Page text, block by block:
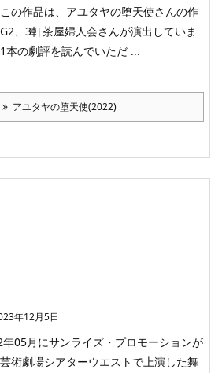
の作品は、アユタヤの堕天使さんの作
、3軒茶屋婦人会さんが演出していま
本の劇評を読んでいただ ...
アユタヤの堕天使(2022)
年12月5日
05月にサンライズ・プロモーションが
術劇場シアターウエストで上演した舞